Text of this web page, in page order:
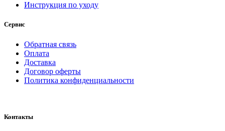
Инструкция по уходу
Сервис
Обратная связь
Оплата
Доставка
Договор оферты
Политика конфиденциальности
Контакты